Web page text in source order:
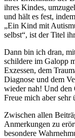
ihres Kindes,
und hält es fest,
„Ein Kind mit
selbst“, ist der Titel
Dann bin ich dran,
schildere im Galopp
Exzessen, dem
Diagnose und dem
wieder nah! Und den
Freue mich aber
Zwischen allen
Anmerkungen zu
besondere